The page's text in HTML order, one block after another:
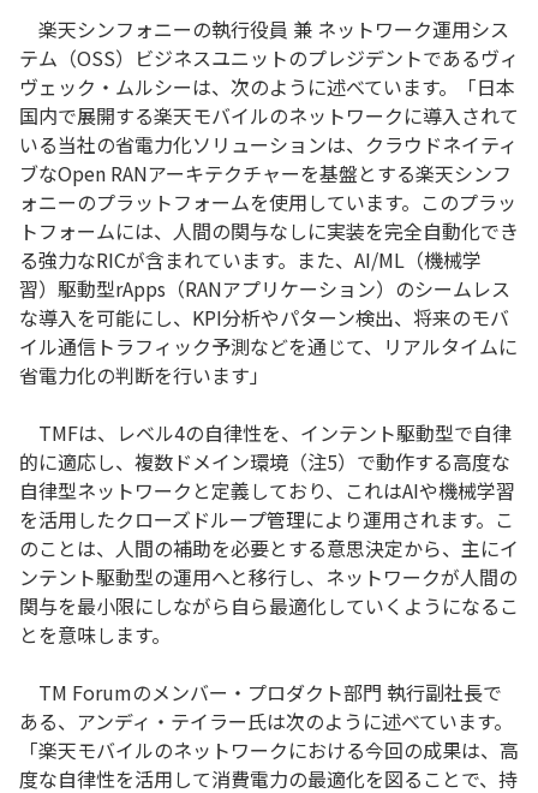
楽天シンフォニーの執行役員 兼 ネットワーク運用シス
テム（OSS）ビジネスユニットのプレジデントであるヴィ
ヴェック・ムルシーは、次のように述べています。「日本
国内で展開する楽天モバイルのネットワークに導入されて
いる当社の省電力化ソリューションは、クラウドネイティ
ブなOpen RANアーキテクチャーを基盤とする楽天シンフ
ォニーのプラットフォームを使用しています。このプラッ
トフォームには、人間の関与なしに実装を完全自動化でき
る強力なRICが含まれています。また、AI/ML（機械学
習）駆動型rApps（RANアプリケーション）のシームレス
な導入を可能にし、KPI分析やパターン検出、将来のモバ
イル通信トラフィック予測などを通じて、リアルタイムに
省電力化の判断を行います」
TMFは、レベル4の自律性を、インテント駆動型で自律
的に適応し、複数ドメイン環境（注5）で動作する高度な
自律型ネットワークと定義しており、これはAIや機械学習
を活用したクローズドループ管理により運用されます。こ
のことは、人間の補助を必要とする意思決定から、主にイ
ンテント駆動型の運用へと移行し、ネットワークが人間の
関与を最小限にしながら自ら最適化していくようになるこ
とを意味します。
TM Forumのメンバー・プロダクト部門 執行副社長で
ある、アンディ・テイラー氏は次のように述べています。
「楽天モバイルのネットワークにおける今回の成果は、高
度な自律性を活用して消費電力の最適化を図ることで、持